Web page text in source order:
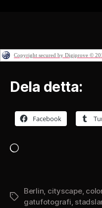
Copyright secured by Digiprove ©
Dela detta:
Facebook
Etiketter
Berlin cityscape,
gatufotografi